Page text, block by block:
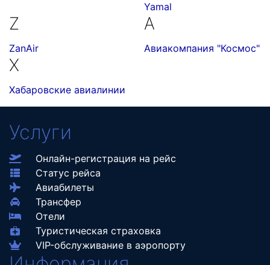
Yamal
Z
ZanAir
А
Авиакомпания "Космос"
Х
Хабаровские авиалинии
Услуги
Онлайн-регистрация на рейс
Статус рейса
Авиабилеты
Трансфер
Отели
Туристическая страховка
VIP-обслуживание в аэропорту